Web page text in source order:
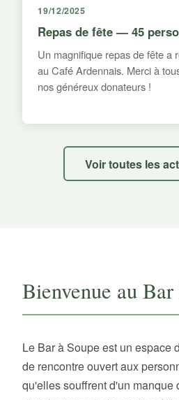
19/12/2025
Repas de fête — 45
Un magnifique repas de fête a
au Café Ardennais. Merci à
nos généreux donateurs !
Voir toutes les
Bienvenue au Bar
Le Bar à Soupe est un espace
de rencontre ouvert aux
qu'elles souffrent d'un manque